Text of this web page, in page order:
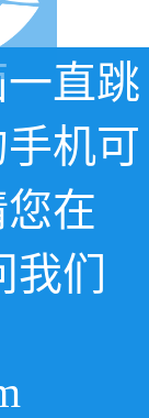
直跳
机可
在
我们